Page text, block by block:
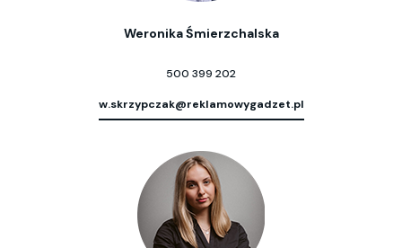
Weronika Śmierzchalska
500 399 202
w.skrzypczak@reklamowygadzet.pl